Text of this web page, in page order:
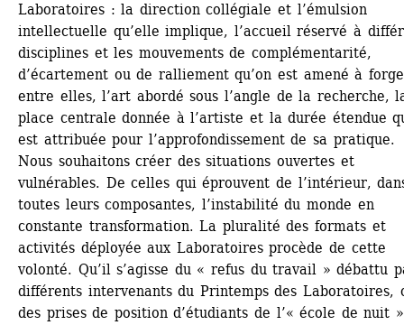
Laboratoires : la direction collégiale et l’émulsion
intellectuelle qu’elle implique, l’accueil réservé à
disciplines et les mouvements de complémentarité,
d’écartement ou de ralliement qu’on est amené à
entre elles, l’art abordé sous l’angle de la recherche,
place centrale donnée à l’artiste et la durée étendue
est attribuée pour l’approfondissement de sa pratique.
Nous souhaitons créer des situations ouvertes et
vulnérables. De celles qui éprouvent de l’intérieur,
toutes leurs composantes, l’instabilité du monde en
constante transformation. La pluralité des formats et
activités déployée aux Laboratoires procède de cette
volonté. Qu’il s’agisse du « refus du travail » débattu
différents intervenants du Printemps des Laboratoires,
des prises de position d’étudiants de l’« école de nuit »